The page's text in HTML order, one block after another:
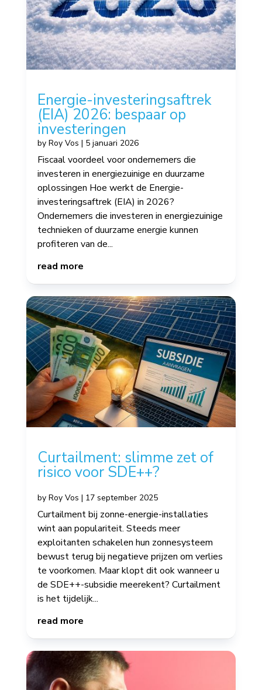
Energie-investeringsaftrek
(EIA) 2026: bespaar op
investeringen
by Roy Vos | 5 januari 2026
Fiscaal voordeel voor ondernemers die
investeren in energiezuinige en duurzame
oplossingen Hoe werkt de Energie-
investeringsaftrek (EIA) in 2026?
Ondernemers die investeren in energiezuinige
technieken of duurzame energie kunnen
profiteren van de...
read more
Curtailment: slimme zet of
risico voor SDE++?
by Roy Vos | 17 september 2025
Curtailment bij zonne-energie-installaties
wint aan populariteit. Steeds meer
exploitanten schakelen hun zonnesysteem
bewust terug bij negatieve prijzen om verlies
te voorkomen. Maar klopt dit ook wanneer u
de SDE++-subsidie meerekent? Curtailment
is het tijdelijk...
read more